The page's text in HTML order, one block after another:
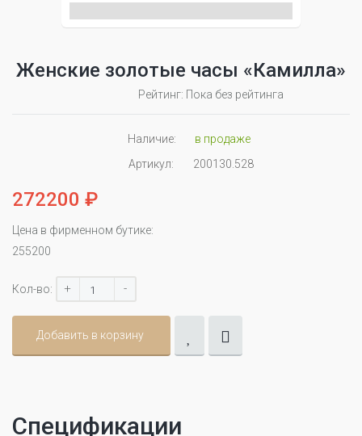
Женские золотые часы «Камилла»
Рейтинг: Пока без рейтинга
Наличие:
в продаже
Артикул:
200130.528
272200 ₽
Цена в фирменном бутике:
255200
Кол-во: + -
Добавить в корзину
Спецификации